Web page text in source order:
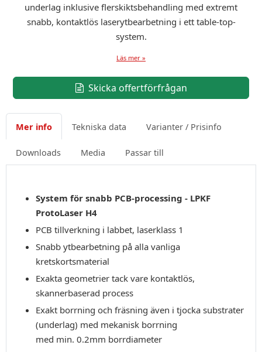
underlag inklusive flerskiktsbehandling med extremt
snabb, kontaktlös laserytbearbetning i ett table-top-
system.
Läs mer »
Skicka offertförfrågan
Mer info Tekniska data Varianter / Prisinfo
Downloads Media Passar till
System för snabb PCB-processing - LPKF
ProtoLaser H4
PCB tillverkning i labbet, laserklass 1
Snabb ytbearbetning på alla vanliga
kretskortsmaterial
Exakta geometrier tack vare kontaktlös,
skannerbaserad process
Exakt borrning och fräsning även i tjocka substrater
(underlag) med mekanisk borrning
med min. 0.2mm borrdiameter